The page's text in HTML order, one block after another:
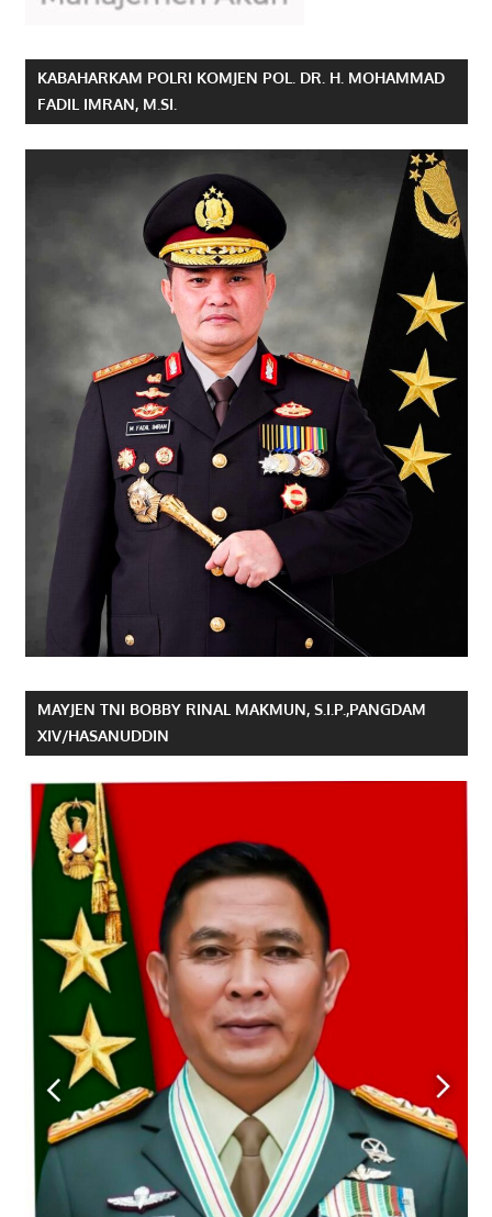
KABAHARKAM POLRI KOMJEN POL. DR. H. MOHAMMAD
FADIL IMRAN, M.SI.
MAYJEN TNI BOBBY RINAL MAKMUN, S.I.P.,PANGDAM
XIV/HASANUDDIN